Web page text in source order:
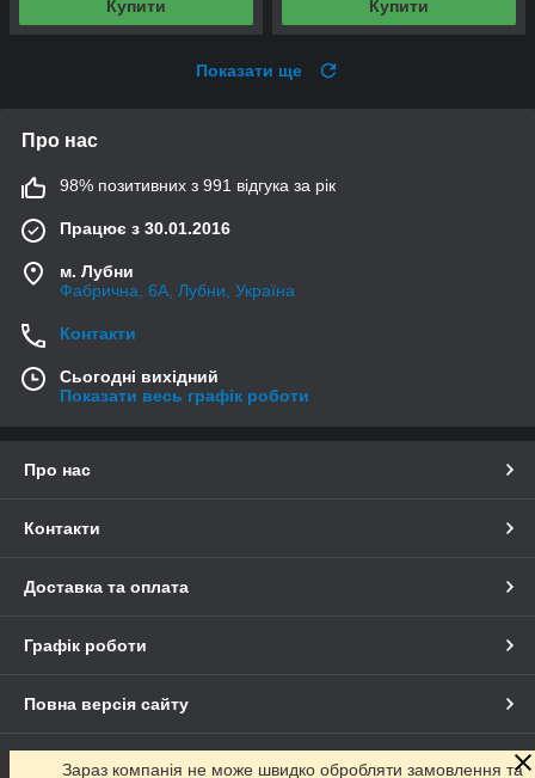
Купити Купити
Показати ще
Про нас
98% позитивних з 991 відгука за рік
Працює з 30.01.2016
м. Лубни
Фабрична, 6А, Лубни, Україна
Контакти
Сьогодні вихідний
Показати весь графік роботи
Про нас
Контакти
Доставка та оплата
Графік роботи
Повна версія сайту
Сайт створено на маркетплейсі Prom.ua
Зараз компанія не може швидко обробляти замовлення та